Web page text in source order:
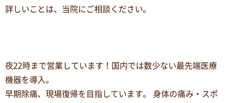
詳しいことは、当院にご相談ください。
夜22時まで営業しています！国内では数少ない最先端医療
機器を導入。
早期除痛、現場復帰を目指しています。 身体の痛み・スポ